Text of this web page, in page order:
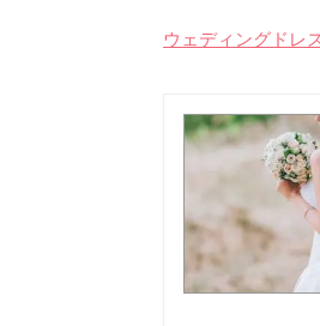
ウェディングドレ